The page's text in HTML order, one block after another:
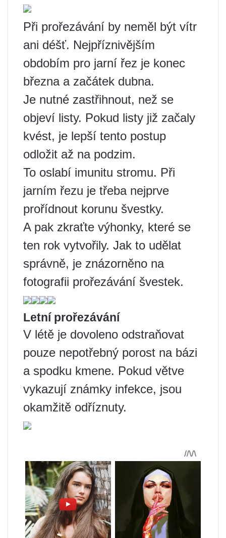
Při prořezávání by neměl být vítr
ani déšť. Nejpříznivějším
obdobím pro jarní řez je konec
března a začátek dubna.
Je nutné zastřihnout, než se
objeví listy. Pokud listy již začaly
kvést, je lepší tento postup
odložit až na podzim.
To oslabí imunitu stromu. Při
jarním řezu je třeba nejprve
prořídnout korunu švestky.
A pak zkraťte výhonky, které se
ten rok vytvořily. Jak to udělat
správně, je znázorněno na
fotografii prořezávání švestek.
Letní prořezávání
V létě je dovoleno odstraňovat
pouze nepotřebný porost na bázi
a spodku kmene. Pokud větve
vykazují známky infekce, jsou
okamžitě odříznuty.